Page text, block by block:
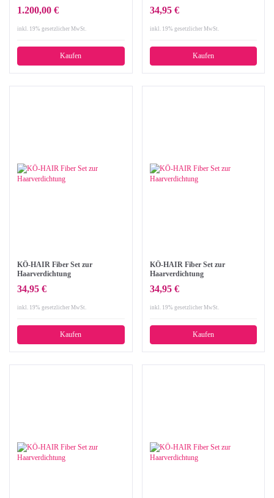
1.200,00 €
inkl. 19% gesetzlicher MwSt.
Kaufen
34,95 €
inkl. 19% gesetzlicher MwSt.
Kaufen
KÖ-HAIR Fiber Set zur
Haarverdichtung
34,95 €
inkl. 19% gesetzlicher MwSt.
Kaufen
KÖ-HAIR Fiber Set zur
Haarverdichtung
34,95 €
inkl. 19% gesetzlicher MwSt.
Kaufen